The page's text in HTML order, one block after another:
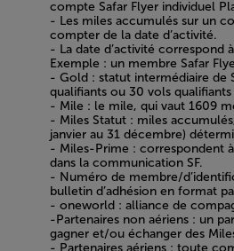
compte Safar Flyer individuel
- Les miles accumulés sur un
compter de la date d’activité.
- La date d’activité
Exemple : un membre Safar
- Gold : statut intermédiaire de
qualifiants ou 30 vols
- Mile : le mile, qui vaut 1609
- Miles Statut : miles
janvier au 31 décembre)
- Miles-Prime : correspondent
dans la communication SF.
- Numéro de membre/
bulletin d’adhésion en format
- oneworld : alliance de
-Partenaires non aériens : un
gagner et/ou échanger des
- Partenaires aériens : toute